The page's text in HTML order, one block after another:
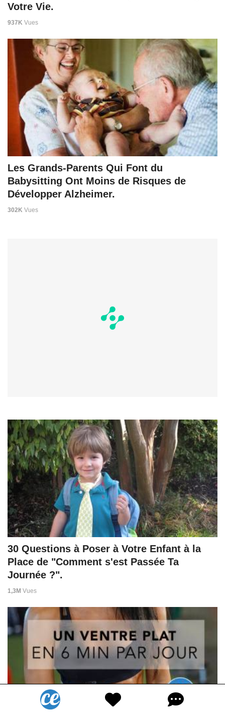
Votre Vie.
937K Vues
Les Grands-Parents Qui Font du
Babysitting Ont Moins de Risques de
Développer Alzheimer.
302K Vues
30 Questions à Poser à Votre Enfant à la
Place de "Comment s'est Passée Ta
Journée ?".
1,3M Vues